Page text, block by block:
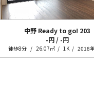
中野 Ready to go! 203
-円 / -円
徒歩8分 26.07㎡ 1K 2018